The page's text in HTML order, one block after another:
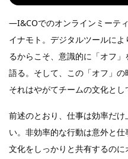
―I&COでのオンラインミーテ
イナモト。デジタルツールに
るからこそ、意識的に「オフ
語る。そして、この「オフ」の
それはやがてチームの文化とし
前述のとおり、仕事は効率だ
い。非効率的な行動は意外と
文化をしっかりと共有するの